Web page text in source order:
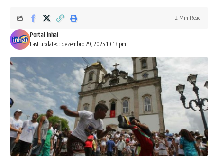
Last updated: dezembro 29, 2025 10:13 pm
Portal Inhaí
2 Min Read